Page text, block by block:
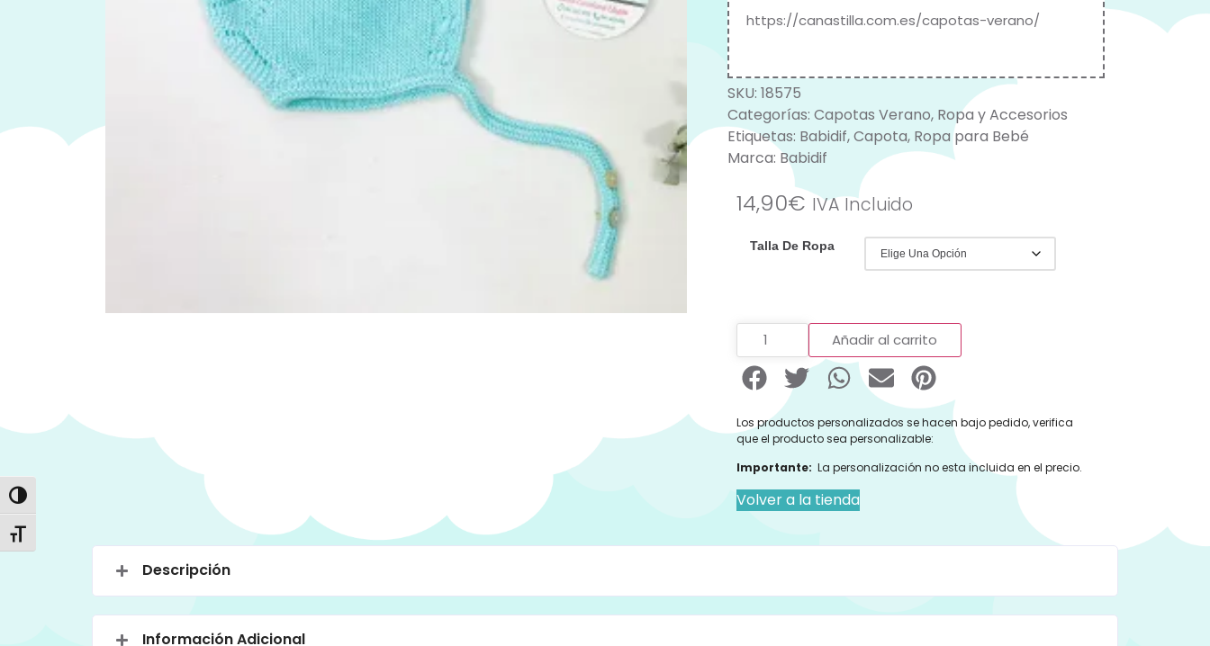
Alternar alto contraste
Alternar tamaño de letra
https://canastilla.com.es/capotas-verano/
SKU: 18575
Categorías: Capotas Verano, Ropa y Accesorios
Etiquetas: Babidif,Capota, Ropa para Bebé
Marca: Babidif
14,90€ IVA Incluido
Talla De Ropa
Añadir al carrito
Los productos personalizados se hacen bajo pedido, verifica
que el producto sea personalizable:
Importante: La personalización no esta incluida en el precio.
Volver a la tienda
Descripción
Información Adicional